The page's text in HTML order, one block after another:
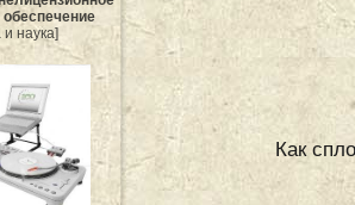
и наука]
Как